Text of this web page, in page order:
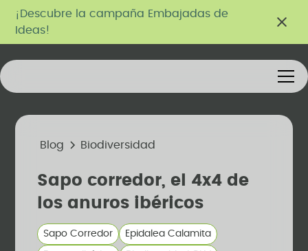
¡Descubre la campaña Embajadas de
Ideas!
Blog Biodiversidad
Sapo corredor, el 4x4 de
los anuros ibéricos
Sapo Corredor Epidalea Calamita